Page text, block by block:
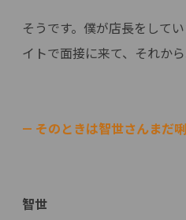
そうです。僕が店長をして
イトで面接に来て、それから
— そのときは智世さんまだ
智世